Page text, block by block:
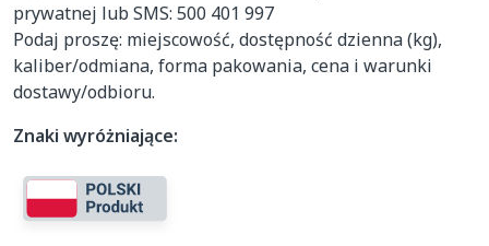
prywatnej lub SMS: 500 401 997
Podaj proszę: miejscowość, dostępność dzienna (kg),
kaliber/odmiana, forma pakowania, cena i warunki
dostawy/odbioru.
Znaki wyróżniające: